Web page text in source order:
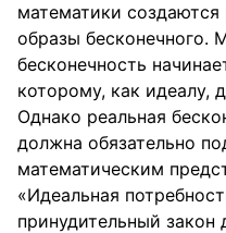
математики
образы бесконечного.
бесконечность
которому, как идеалу,
Однако реальная
должна обязательно
математическим
«Идеальная
принудительный